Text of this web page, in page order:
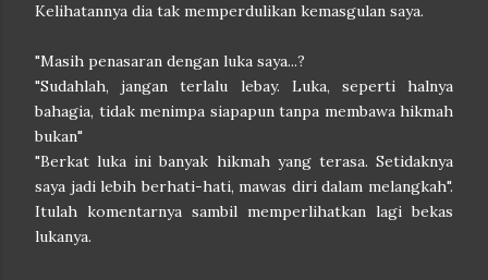
Kelihatannya dia tak memperdulikan kemasgulan saya.
"Masih penasaran dengan luka saya...?
"Sudahlah, jangan terlalu lebay. Luka, seperti halnya
bahagia, tidak menimpa siapapun tanpa membawa hikmah
bukan"
"Berkat luka ini banyak hikmah yang terasa. Setidaknya
saya jadi lebih berhati-hati, mawas diri dalam melangkah".
Itulah komentarnya sambil memperlihatkan lagi bekas
lukanya.